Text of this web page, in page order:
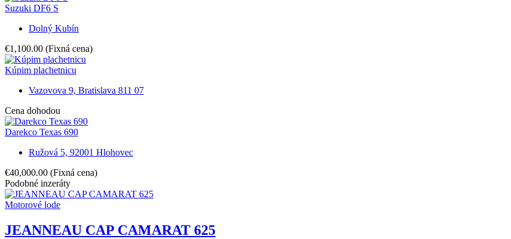
Suzuki DF6 S
Dolný Kubín
€1,100.00 (Fixná cena)
Kúpim plachetnicu
Vazovova 9, Bratislava 811 07
Cena dohodou
Darekco Texas 690
Ružová 5, 92001 Hlohovec
€40,000.00 (Fixná cena)
Podobné inzeráty
Motorové lode
JEANNEAU CAP CAMARAT 625